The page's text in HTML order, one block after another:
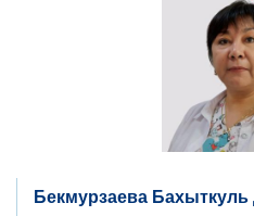
Бекмурзаева